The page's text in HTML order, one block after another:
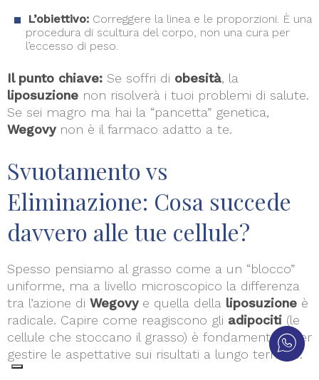
L’obiettivo: Correggere la linea e le proporzioni. È una
procedura di scultura del corpo, non una cura per
l’eccesso di peso.
Il punto chiave: Se soffri di obesità, la
liposuzione non risolverà i tuoi problemi di salute.
Se sei magro ma hai la “pancetta” genetica,
Wegovynon è il farmaco adatto a te.
Svuotamento vs
Eliminazione: Cosa succede
davvero alle tue cellule?
Spesso pensiamo al grasso come a un “blocco”
uniforme, ma a livello microscopico la differenza
tra l’azione di Wegovye quella della liposuzione è
radicale. Capire come reagiscono gli adipociti (le
cellule che stoccano il grasso) è fondamentale per
gestire le aspettative sui risultati a lungo termine.